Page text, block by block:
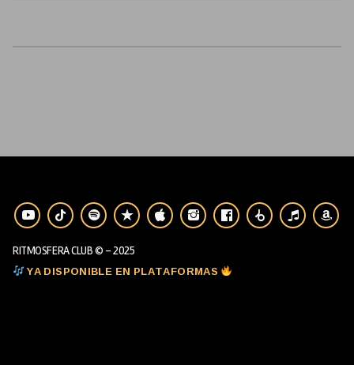
RITMOSFERA CLUB © - 2025
YA DISPONIBLE EN PLATAFORMAS